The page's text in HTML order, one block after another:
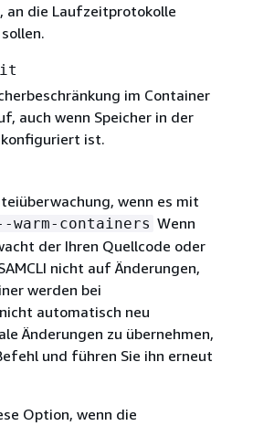
an die Laufzeitprotokolle
im Container
auch wenn Speicher in der
konfiguriert ist.
wenn es mit
warm-containers Wenn
der Ihren Quellcode oder
nicht auf Änderungen,
werden bei
automatisch neu
Änderungen zu übernehmen,
und führen Sie ihn erneut
Option, wenn die